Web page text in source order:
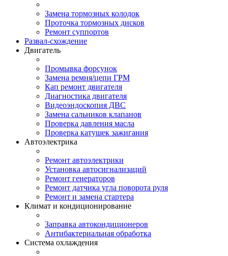
Замена тормозных колодок
Проточка тормозных дисков
Ремонт суппортов
Развал-схождение
Двигатель
Промывка форсунок
Замена ремня/цепи ГРМ
Кап ремонт двигателя
Диагностика двигателя
Видеоэндоскопия ДВС
Замена сальников клапанов
Проверка давления масла
Проверка катушек зажигания
Автоэлектрика
Ремонт автоэлектрики
Установка автосигнализаций
Ремонт генераторов
Ремонт датчика угла поворота руля
Ремонт и замена стартера
Климат и кондиционирование
Заправка автокондиционеров
Антибактериальная обработка
Система охлаждения